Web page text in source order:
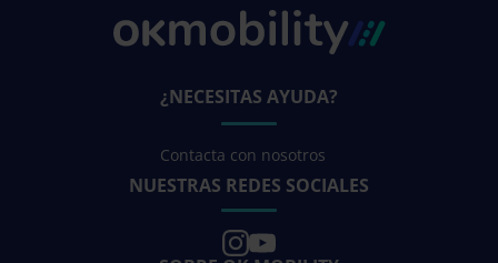
¿NECESITAS AYUDA?
Contacta con nosotros
NUESTRAS REDES SOCIALES